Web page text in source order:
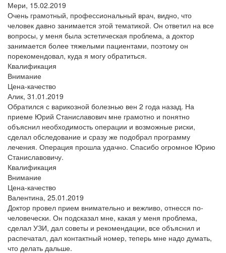
Мери, 15.02.2019
Очень грамотный, профессиональный врач, видно, что
человек давно занимается этой тематикой. Он ответил на все
вопросы, у меня была эстетическая проблема, а доктор
занимается более тяжелыми пациентами, поэтому он
порекомендовал, куда я могу обратиться.
Квалификация
Внимание
Цена-качество
Алик, 31.01.2019
Обратился с варикозной болезнью вен 2 года назад. На
приеме Юрий Станиславович мне грамотно и понятно
объяснил необходимость операции и возможные риски,
сделал обследование и сразу же подобрал программу
лечения. Операция прошла удачно. Спасибо огромное Юрию
Станиславовичу.
Квалификация
Внимание
Цена-качество
Валентина, 25.01.2019
Доктор провел прием внимательно и вежливо, отнесся по-
человечески. Он подсказал мне, какая у меня проблема,
сделал УЗИ, дал советы и рекомендации, все объяснил и
распечатал, дал контактный номер, теперь мне надо думать,
что делать дальше.